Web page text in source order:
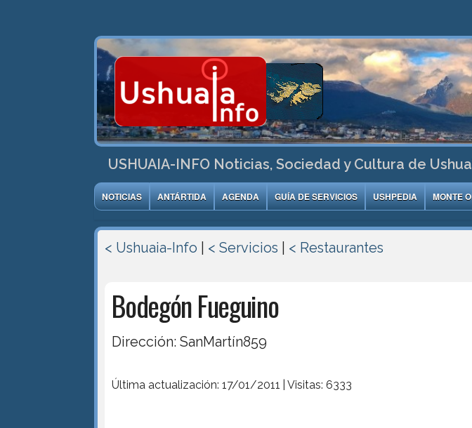
USHUAIA-INFO Noticias, Sociedad y Cultura de
NOTICIAS ANTÁRTIDA AGENDA GUÍA DE SERVICIOS USHPEDIA MONTE
< Ushuaia-Info < Servicios < Restaurantes
Bodegón Fueguino
Dirección: SanMartín859
Última actualización: 17/01/2011 | Visitas: 6333